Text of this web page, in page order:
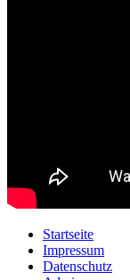
Startseite
Impressum
Datenschutz